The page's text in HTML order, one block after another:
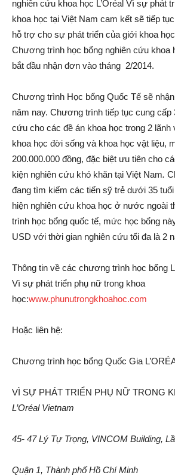
nghiên cứu khoa học L’Oréal Vì sự phát
khoa học tại Việt Nam cam kết sẽ tiếp
hỗ trợ cho sự phát triển của giới khoa
Chương trình học bổng nghiên cứu khoa
bắt đầu nhận đơn vào tháng 2/2014.
Chương trình Học bổng Quốc Tế sẽ
năm nay. Chương trình tiếp tục cung cấp
cứu cho các đề án khoa học trong 2
khoa học đời sống và khoa học vật liệu,
200.000.000 đồng, đặc biệt ưu tiên cho
kiện nghiên cứu khó khăn tại Việt Nam.
đang tìm kiếm các tiến sỹ trẻ dưới 35
hiện nghiên cứu khoa học ở nước ngoài
trình học bổng quốc tế, mức học bổng
USD với thời gian nghiên cứu tối đa là 2
Thông tin về các chương trình học bổng
Vì sự phát triển phụ nữ trong khoa
học:www.phunutrongkhoahoc.com
Hoặc liên hệ:
Chương trình học bổng Quốc Gia
VÌ SỰ PHÁT TRIỂN PHỤ NỮ TRONG
L’Oréal Vietnam
45- 47 Lý Tự Trọng, VINCOM Building,
Quận 1, Thành phố Hồ Chí Minh